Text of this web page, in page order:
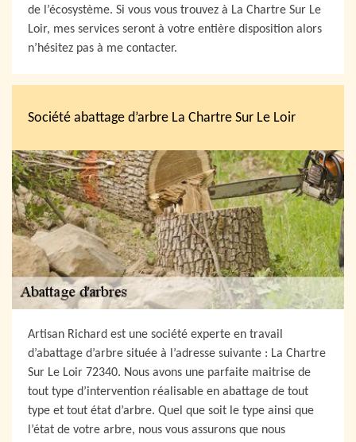
de l’écosystème. Si vous vous trouvez à La Chartre Sur Le
Loir, mes services seront à votre entière disposition alors
n’hésitez pas à me contacter.
Société abattage d’arbre La Chartre Sur Le Loir
Artisan Richard est une société experte en travail
d’abattage d’arbre située à l’adresse suivante : La Chartre
Sur Le Loir 72340. Nous avons une parfaite maitrise de
tout type d’intervention réalisable en abattage de tout
type et tout état d’arbre. Quel que soit le type ainsi que
l’état de votre arbre, nous vous assurons que nous